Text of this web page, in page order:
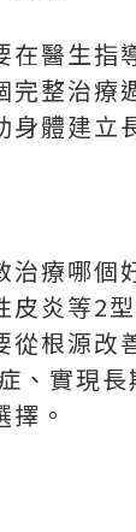
在醫生指
完整治療
身體建立
治療哪個
皮炎等2
從根源改
、實現
。